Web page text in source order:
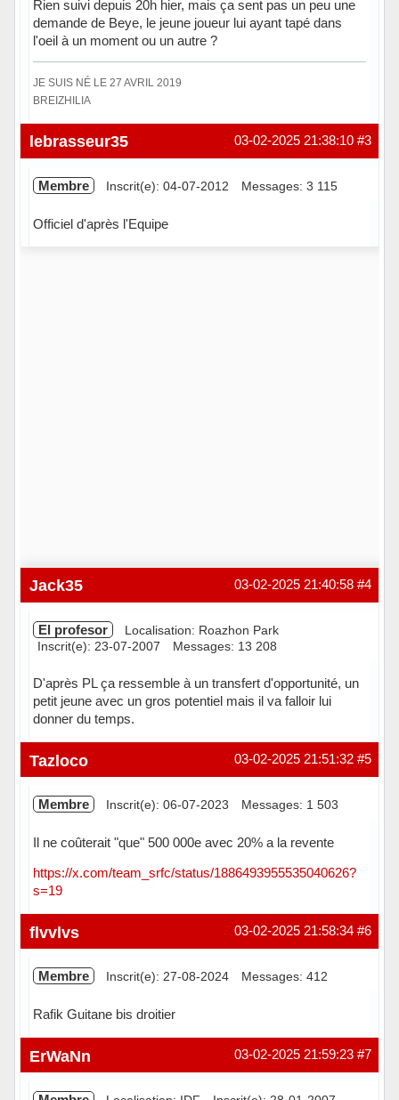
Rien suivi depuis 20h hier, mais ça sent pas un peu une
demande de Beye, le jeune joueur lui ayant tapé dans
l'oeil à un moment ou un autre ?
JE SUIS NÉ LE 27 AVRIL 2019
BREIZHILIA
Hors ligne #3
03-02-2025 21:38:10
lebrasseur35
Membre Inscrit(e): 04-07-2012 Messages: 3 115
Officiel d'après l'Equipe
#4
03-02-2025 21:40:58
Jack35
El profesor
Localisation: Roazhon Park
Inscrit(e): 23-07-2007
Messages: 13 208
D'après PL ça ressemble à un transfert d'opportunité, un
petit jeune avec un gros potentiel mais il va falloir lui
donner du temps.
Hors ligne #5
03-02-2025 21:51:32
Tazloco
Membre Inscrit(e): 06-07-2023 Messages: 1 503
Il ne coûterait "que" 500 000e avec 20% a la revente
https://x.com/team_srfc/status/1886493955535040626?
s=19
Hors ligne #6
03-02-2025 21:58:34
flvvlvs
Membre Inscrit(e): 27-08-2024 Messages: 412
Rafik Guitane bis droitier
Hors ligne #7
03-02-2025 21:59:23
ErWaNn